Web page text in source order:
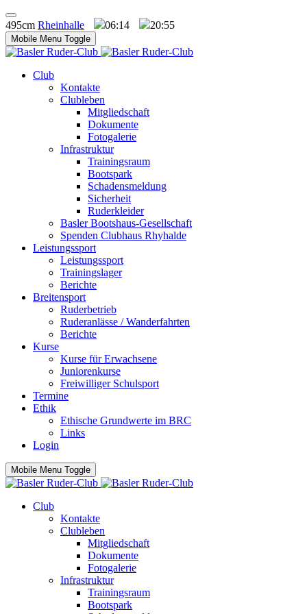
495cm Rheinhalle 06:14 20:55
Mobile Menu Toggle
Club
Kontakte
Clubleben
Mitgliedschaft
Dokumente
Fotogalerie
Infrastruktur
Trainingsraum
Bootspark
Schadensmeldung
Sicherheit
Ruderkleider
Basler Bootshaus-Gesellschaft
Spenden Clubhaus Rhyhalde
Leistungssport
Leistungssport
Trainingslager
Berichte
Breitensport
Ruderbetrieb
Ruderanlässe / Wanderfahrten
Berichte
Kurse
Kurse für Erwachsene
Juniorenkurse
Freiwilliger Schulsport
Termine
Ethik
Ethische Grundwerte im BRC
Links
Login
Mobile Menu Toggle
Club
Kontakte
Clubleben
Mitgliedschaft
Dokumente
Fotogalerie
Infrastruktur
Trainingsraum
Bootspark